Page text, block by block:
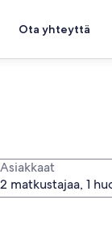
Ota yhteyttä
Asiakkaat